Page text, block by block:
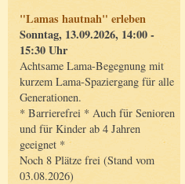
"Lamas hautnah" erleben
Sonntag, 13.09.2026, 14:00 -
15:30 Uhr
Achtsame Lama-Begegnung mit
kurzem Lama-Spaziergang für alle
Generationen.
* Barrierefrei * Auch für Senioren
und für Kinder ab 4 Jahren
geeignet *
Noch 8 Plätze frei (Stand vom
03.08.2026)